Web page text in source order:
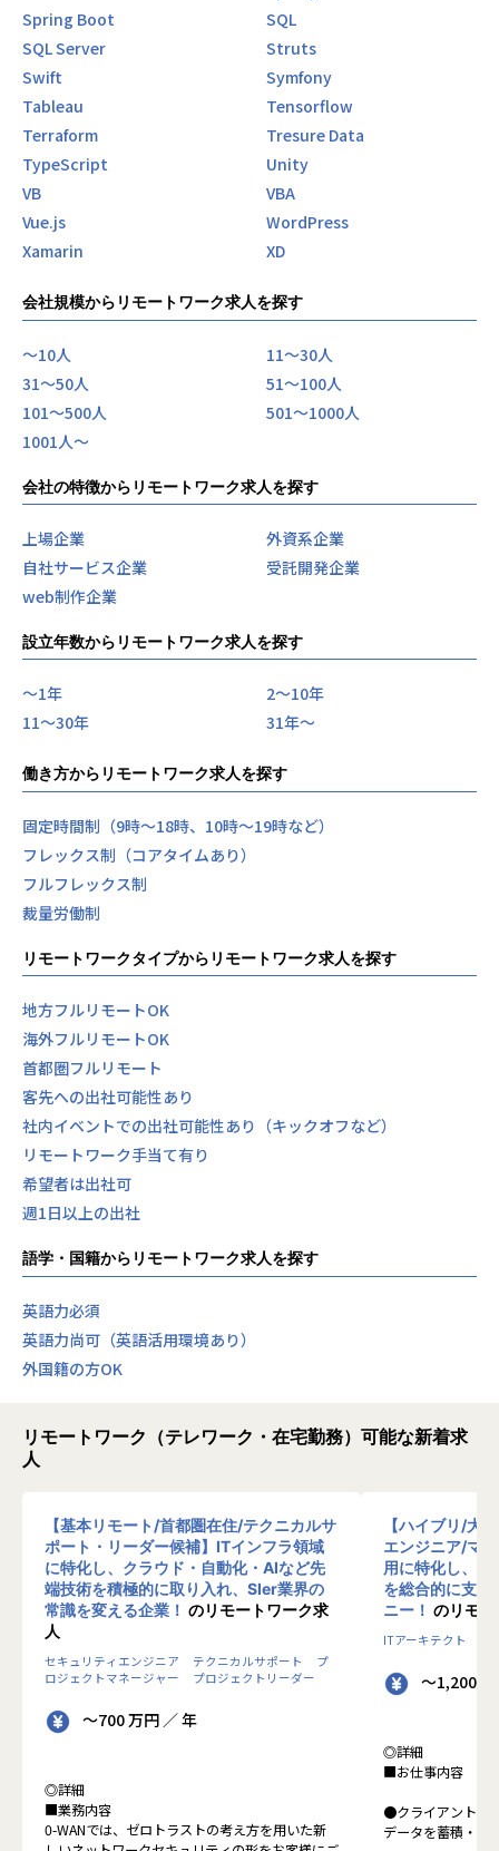
Spring Boot
SQL
SQL Server
Struts
Swift
Symfony
Tableau
Tensorflow
Terraform
Tresure Data
TypeScript
Unity
VB
VBA
Vue.js
WordPress
Xamarin
XD
会社規模からリモートワーク求人を探す
〜10人
11〜30人
31〜50人
51〜100人
101〜500人
501〜1000人
1001人〜
会社の特徴からリモートワーク求人を探す
上場企業
外資系企業
自社サービス企業
受託開発企業
web制作企業
設立年数からリモートワーク求人を探す
〜1年
2〜10年
11〜30年
31年〜
働き方からリモートワーク求人を探す
固定時間制（9時～18時、10時～19時など）
フレックス制（コアタイムあり）
フルフレックス制
裁量労働制
リモートワークタイプからリモートワーク求人を探す
地方フルリモートOK
海外フルリモートOK
首都圏フルリモート
客先への出社可能性あり
社内イベントでの出社可能性あり（キックオフなど）
リモートワーク手当て有り
希望者は出社可
週1日以上の出社
語学・国籍からリモートワーク求人を探す
英語力必須
英語力尚可（英語活用環境あり）
外国籍の方OK
リモートワーク（テレワーク・在宅勤務）可能な新着求
人
【基本リモート/首都圏在住/テクニカルサ
ポート・リーダー候補】ITインフラ領域
に特化し、クラウド・自動化・AIなど先
端技術を積極的に取り入れ、SIer業界の
常識を変える企業！ のリモートワーク求
人
セキュリティエンジニア テクニカルサポート
プ
ロジェクトマネージャー
プロジェクトリーダー
～700 万円 ／ 年
◎詳細
■業務内容
0-WANでは、ゼロトラストの考え方を用いた新
【ハイブリ/大
エンジニア/マ
用に特化し、
を総合的に支援
ニー！ のリモ
ITアーキテクト
～1,200
◎詳細
■お仕事内容
●クライアントの
データを蓄積・加